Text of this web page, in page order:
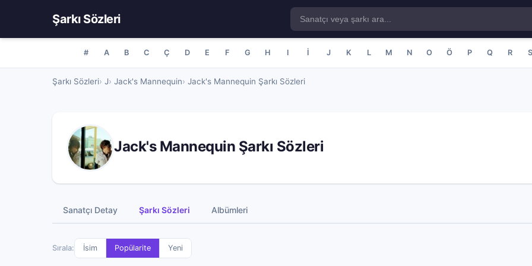
Şarkı Sözleri
# A B C Ç D E F G H I İ J K L M N O Ö P Q R S
Şarkı Sözleri J Jack's Mannequin Jack's Mannequin Şarkı Sözleri
Jack's Mannequin Şarkı Sözleri
Sanatçı Detay Şarkı Sözleri Albümleri
Sırala: İsim Popülarite Yeni